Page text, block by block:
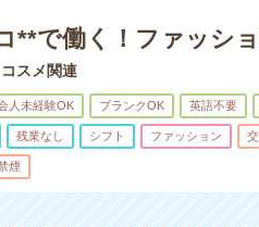
**で働く！ファッシ
スメ関連
人未経験OK ブランクOK 英語不要
残業なし シフト ファッション
煙